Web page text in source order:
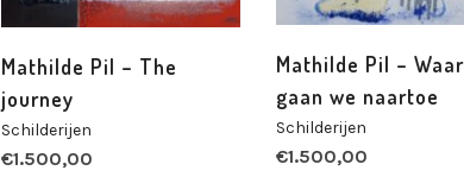
Mathilde Pil – The
journey
Schilderijen
€1.500,00
Mathilde Pil – Waar
gaan we naartoe
Schilderijen
€1.500,00